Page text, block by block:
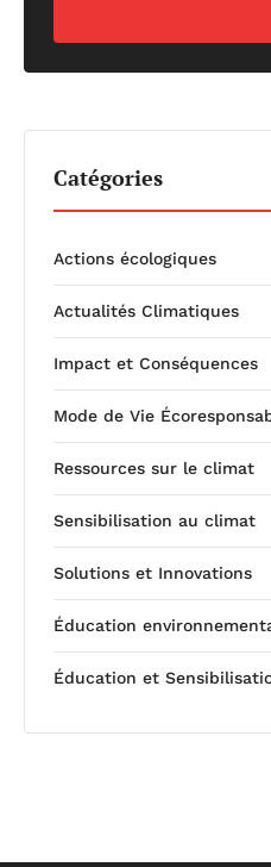
Catégories
Actions écologiques
Actualités Climatiques
Impact et Conséquences
Mode de Vie
Ressources sur le climat
Sensibilisation au climat
Solutions et Innovations
Éducation
Éducation et